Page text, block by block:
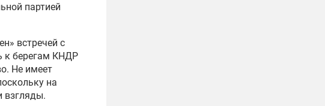
партией
встречей с
к берегам КНДР
Не имеет
на
взгляды.